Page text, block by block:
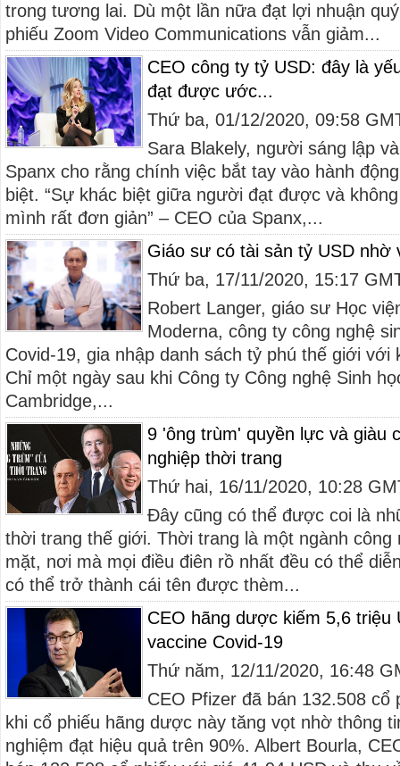
trong tương lai. Dù một lần nữa đạt lợi nhuận
phiếu Zoom Video Communications vẫn giảm...
CEO công ty tỷ USD: đây là
đạt được ước...
Thứ ba, 01/12/2020, 09:58
Sara Blakely, người sáng lập
Spanx cho rằng chính việc bắt tay vào hành
biệt. “Sự khác biệt giữa người đạt được và
mình rất đơn giản” – CEO của Spanx,...
Giáo sư có tài sản tỷ USD nhờ
Thứ ba, 17/11/2020, 15:17
Robert Langer, giáo sư Học
Moderna, công ty công nghệ
Covid-19, gia nhập danh sách tỷ phú thế giới với
Chỉ một ngày sau khi Công ty Công nghệ Sinh
Cambridge,...
9 'ông trùm' quyền lực và giàu
nghiệp thời trang
Thứ hai, 16/11/2020, 10:28
Đây cũng có thể được coi là
thời trang thế giới. Thời trang là một ngành công
mặt, nơi mà mọi điều điên rồ nhất đều có thể
có thể trở thành cái tên được thèm...
CEO hãng dược kiếm 5,6 triệu
vaccine Covid-19
Thứ năm, 12/11/2020, 16:48
CEO Pfizer đã bán 132.508 cổ
khi cổ phiếu hãng dược này tăng vọt nhờ thông
nghiệm đạt hiệu quả trên 90%. Albert Bourla,